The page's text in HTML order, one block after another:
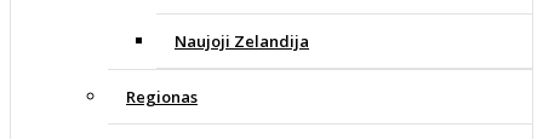
Naujoji Zelandija
Regionas